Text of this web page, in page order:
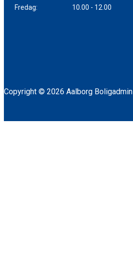
Fredag:
10.00 - 12.00
Copyright © 2026 Aalborg